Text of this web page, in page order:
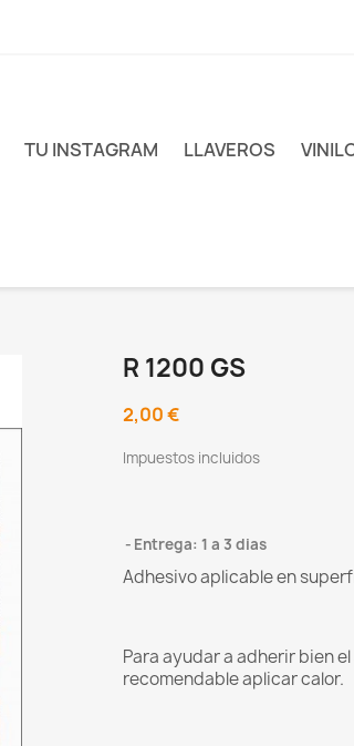
TU INSTAGRAM LLAVEROS
R 1200 GS
2,00 €
Impuestos incluidos
Entrega: 1 a 3 dias
Adhesivo aplicable en
Para ayudar a adherir bien
recomendable aplicar calor.